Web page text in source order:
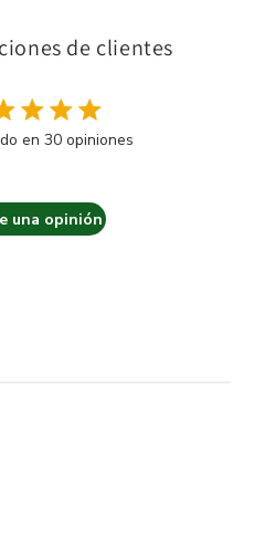
de clientes
de 5 estrellas
en 30 opiniones
una opinión